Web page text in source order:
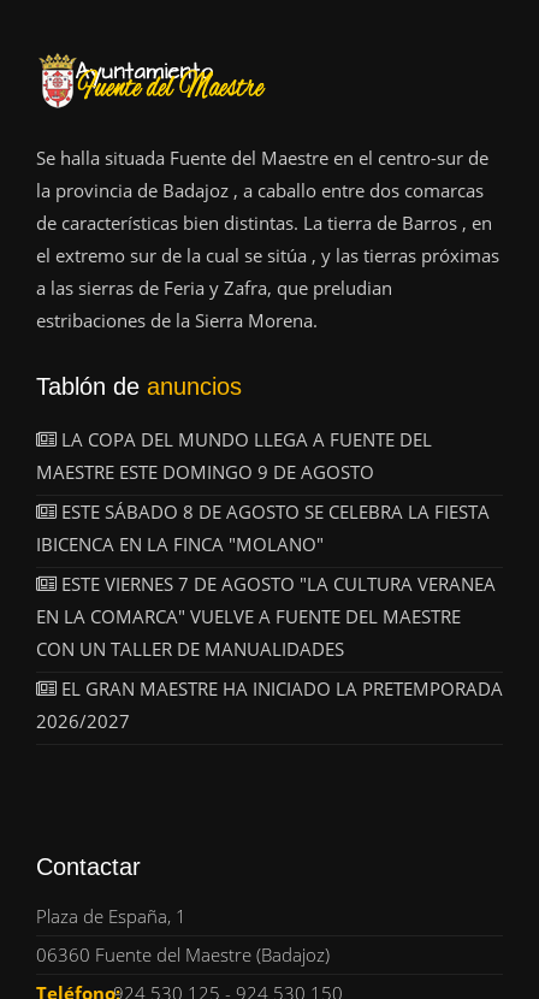
Se halla situada Fuente del Maestre en el centro-sur de
la provincia de Badajoz , a caballo entre dos comarcas
de características bien distintas. La tierra de Barros , en
el extremo sur de la cual se sitúa , y las tierras próximas
a las sierras de Feria y Zafra, que preludian
estribaciones de la Sierra Morena.
Tablón de anuncios
LA COPA DEL MUNDO LLEGA A FUENTE DEL
MAESTRE ESTE DOMINGO 9 DE AGOSTO
ESTE SÁBADO 8 DE AGOSTO SE CELEBRA LA FIESTA
IBICENCA EN LA FINCA "MOLANO"
ESTE VIERNES 7 DE AGOSTO "LA CULTURA VERANEA
EN LA COMARCA" VUELVE A FUENTE DEL MAESTRE
CON UN TALLER DE MANUALIDADES
EL GRAN MAESTRE HA INICIADO LA PRETEMPORADA
2026/2027
Contactar
Plaza de España, 1
06360 Fuente del Maestre (Badajoz)
Teléfono:924 530 125 - 924 530 150